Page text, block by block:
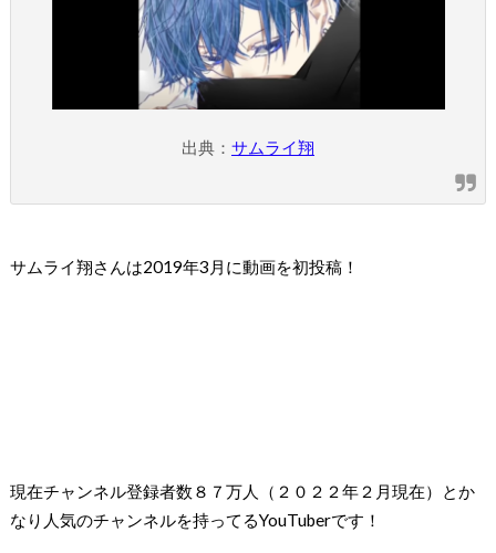
出典： サムライ翔
サムライ翔さんは2019年3月に動画を初投稿！
現在チャンネル登録者数８７万人（２０２２年２月現在）とか
なり人気のチャンネルを持ってるYouTuberです！